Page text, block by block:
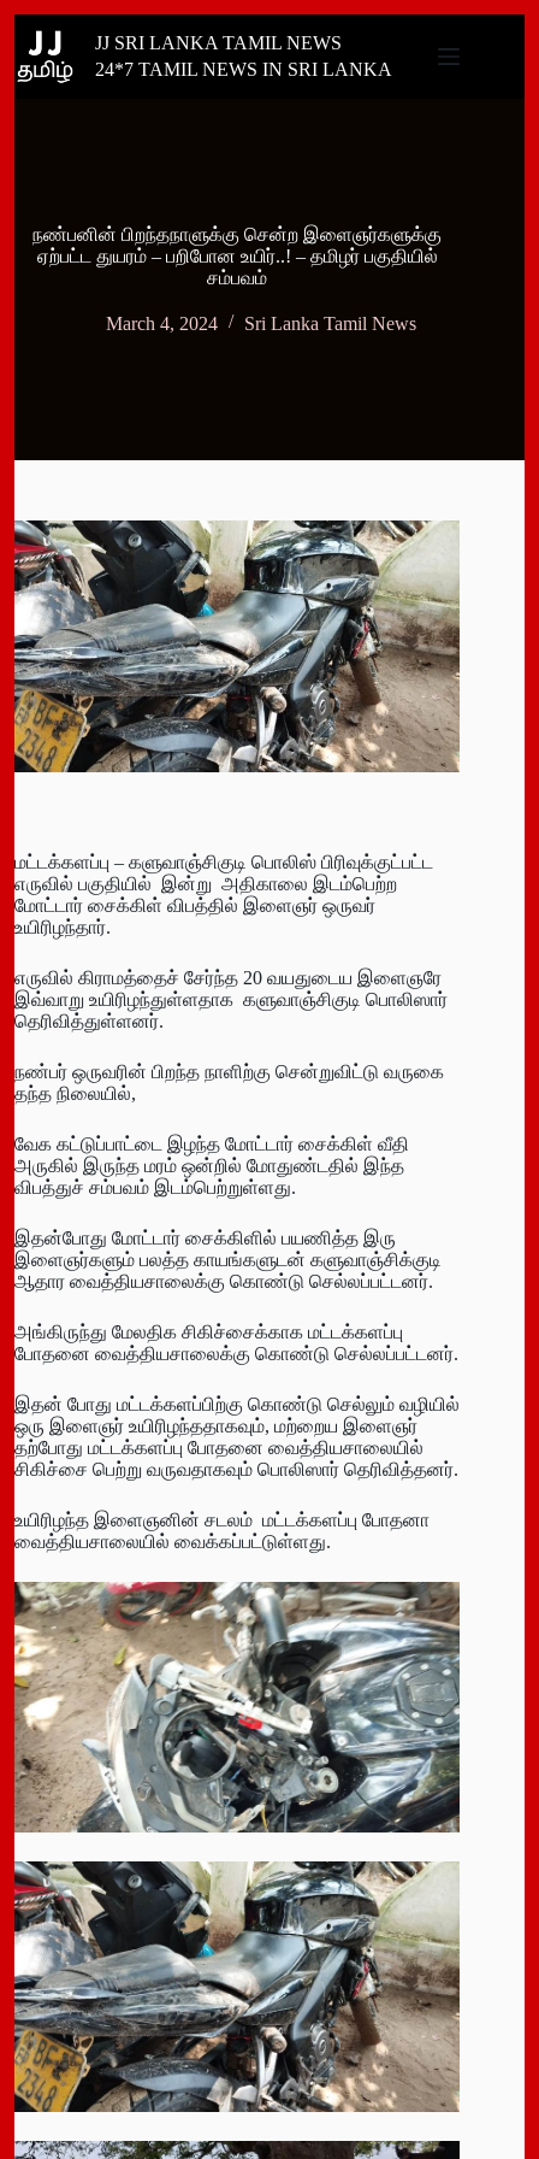
content
JJ SRI LANKA TAMIL NEWS
24*7 TAMIL NEWS IN SRI LANKA
நண்பனின் பிறந்தநாளுக்கு சென்ற இளைஞர்களுக்கு
ஏற்பட்ட துயரம் – பறிபோன உயிர்..! – தமிழர் பகுதியில்
சம்பவம்
March 4, 2024 Sri Lanka Tamil News
மட்டக்களப்பு – களுவாஞ்சிகுடி பொலிஸ் பிரிவுக்குட்பட்ட
எருவில் பகுதியில் இன்று அதிகாலை இடம்பெற்ற
மோட்டார் சைக்கிள் விபத்தில் இளைஞர் ஒருவர்
உயிரிழந்தார்.
எருவில் கிராமத்தைச் சேர்ந்த 20 வயதுடைய இளைஞரே
இவ்வாறு உயிரிழந்துள்ளதாக களுவாஞ்சிகுடி பொலிஸார்
தெரிவித்துள்ளனர்.
நண்பர் ஒருவரின் பிறந்த நாளிற்கு சென்றுவிட்டு வருகை
தந்த நிலையில்,
வேக கட்டுப்பாட்டை இழந்த மோட்டார் சைக்கிள் வீதி
அருகில் இருந்த மரம் ஒன்றில் மோதுண்டதில் இந்த
விபத்துச் சம்பவம் இடம்பெற்றுள்ளது.
இதன்போது மோட்டார் சைக்கிளில் பயணித்த இரு
இளைஞர்களும் பலத்த காயங்களுடன் களுவாஞ்சிக்குடி
ஆதார வைத்தியசாலைக்கு கொண்டு செல்லப்பட்டனர்.
அங்கிருந்து மேலதிக சிகிச்சைக்காக மட்டக்களப்பு
போதனை வைத்தியசாலைக்கு கொண்டு செல்லப்பட்டனர்.
இதன் போது மட்டக்களப்பிற்கு கொண்டு செல்லும் வழியில்
ஒரு இளைஞர் உயிரிழந்ததாகவும், மற்றைய இளைஞர்
தற்போது மட்டக்களப்பு போதனை வைத்தியசாலையில்
சிகிச்சை பெற்று வருவதாகவும் பொலிஸார் தெரிவித்தனர்.
உயிரிழந்த இளைஞனின் சடலம் மட்டக்களப்பு போதனா
வைத்தியசாலையில் வைக்கப்பட்டுள்ளது.